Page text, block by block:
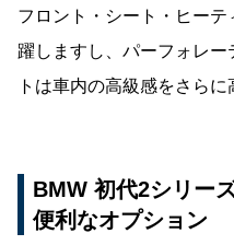
フロント・シート・ヒー
躍しますし、パーフォレ
トは車内の高級感をさらに
BMW 初代2シリー
便利なオプション